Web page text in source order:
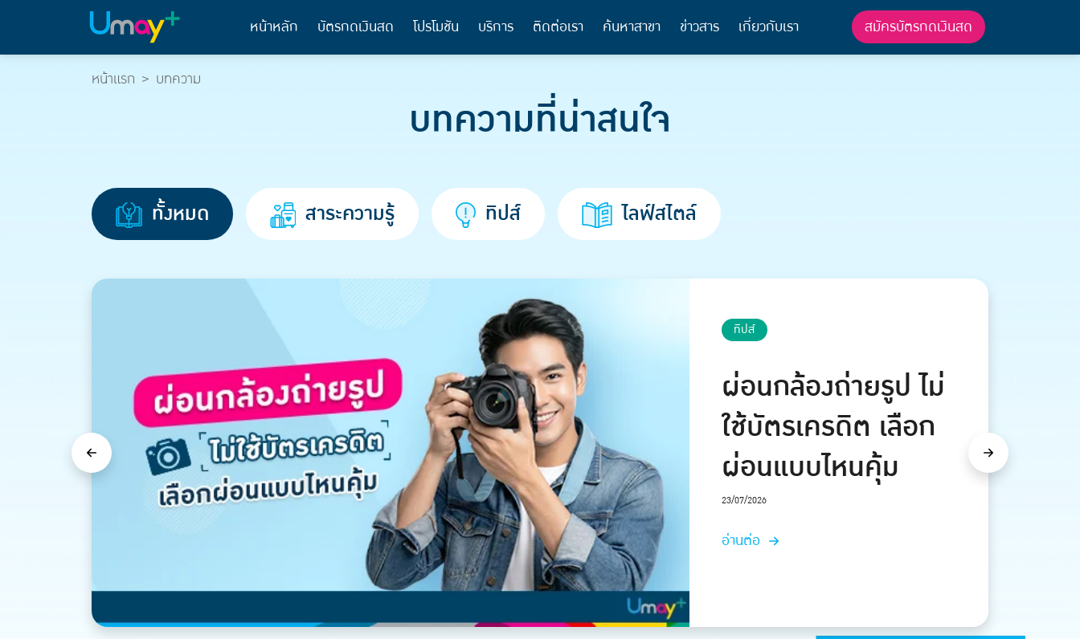
หน้าหลัก บัตรกดเงินสด โปรโมชัน บริการ ติดต่อเรา ค้นหาสาขา ข่าวสาร เกี่ยวกับเรา สมัครบัตรกดเงินสด
หน้าแรก บทความ
บทความที่น่าสนใจ
ทั้งหมด สาระความรู้ ทิปส์ ไลฟ์สไตล์
ทิปส์
ผ่อนกล้องถ่ายรูป ไม่
ใช้บัตรเครดิต เลือก
ผ่อนแบบไหนคุ้ม
23/07/2026
อ่านต่อ
Previous Next